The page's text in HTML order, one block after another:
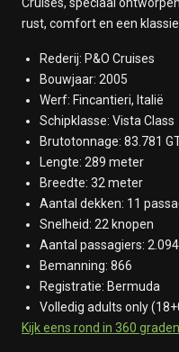
30 januari 2028
31 januari 2028
Op Zee
1 februari 2028
Op Zee
2 februari 2028
Op Zee
3 februari 2028
Honolulu
4 februari 2028
Kauai
5 februari 2028
Op Zee
6 februari 2028
Op Zee
rust, comfort en een
Rederij: P&O Cruises
Bouwjaar: 2005
Werf: Fincantieri, Italië
Schipklasse: Vista Class
Brutotonnage: 83.781
Lengte: 289 meter
Breedte: 32 meter
Aantal dekken: 11
Snelheid: 22 knopen
Aantal passagiers: 2.094
Bemanning: 866
Registratie: Bermuda
Volledig adults only
Kijk eens rond in 360 graden